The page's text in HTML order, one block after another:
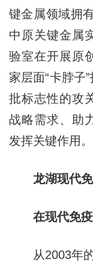
键金属领域拥
中原关键金属
验室在开展原
家层面“卡脖子
批标志性的攻
战略需求、助
发挥关键作用。
龙湖现代免
在现代免疫
从2003年的